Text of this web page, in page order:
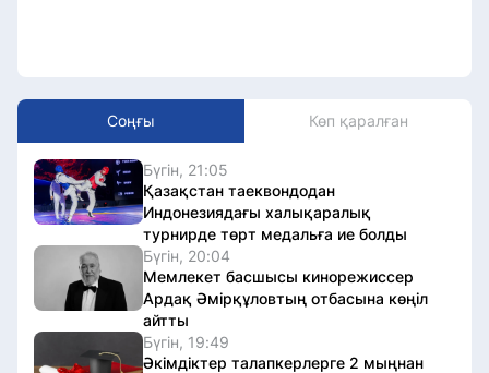
Соңғы Көп қаралған
Бүгін, 21:05
Қазақстан таеквондодан
Индонезиядағы халықаралық
турнирде төрт медальға ие болды
Бүгін, 20:04
Мемлекет басшысы кинорежиссер
Ардақ Әмірқұловтың отбасына көңіл
айтты
Бүгін, 19:49
Әкімдіктер талапкерлерге 2 мыңнан